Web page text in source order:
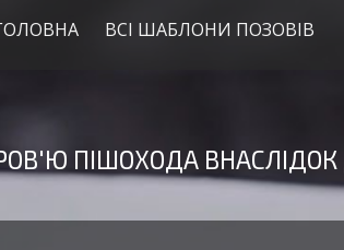
ВСІ ШАБЛОНИ ПОЗОВІВ
ПІШОХОДА ВНАСЛІДОК